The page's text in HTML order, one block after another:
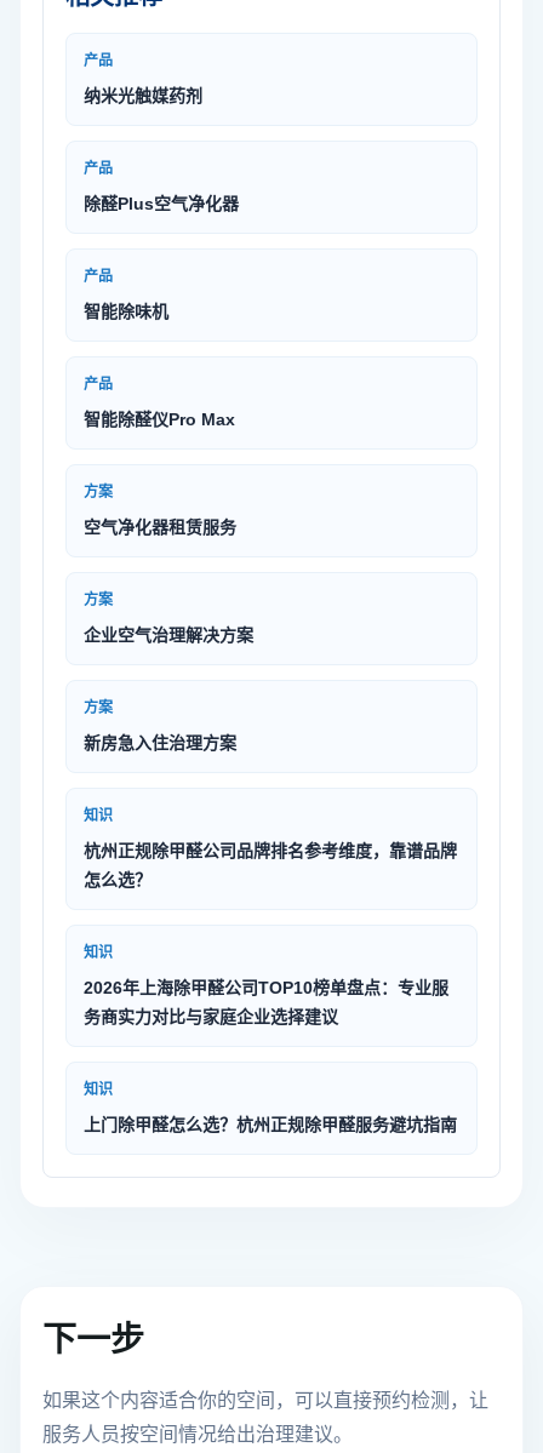
产品
纳米光触媒药剂
产品
除醛Plus空气净化器
产品
智能除味机
产品
智能除醛仪Pro Max
方案
空气净化器租赁服务
方案
企业空气治理解决方案
方案
新房急入住治理方案
知识
杭州正规除甲醛公司品牌排名参考维度，靠谱品牌
怎么选？
知识
2026年上海除甲醛公司TOP10榜单盘点：专业服
务商实力对比与家庭企业选择建议
知识
上门除甲醛怎么选？杭州正规除甲醛服务避坑指南
下一步
如果这个内容适合你的空间，可以直接预约检测，让
服务人员按空间情况给出治理建议。